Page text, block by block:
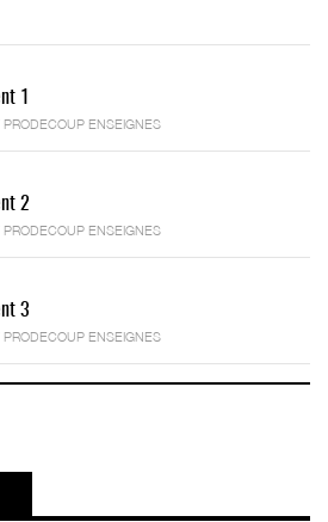
1
PRODECOUP ENSEIGNES
2
PRODECOUP ENSEIGNES
3
PRODECOUP ENSEIGNES